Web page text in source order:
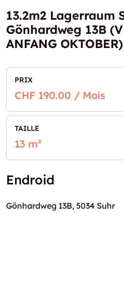
13.2m2 Lagerraum
Gönhardweg 13B
ANFANG OKTOBER)
PRIX
CHF 190.00 / Mois
TAILLE
13 m²
Endroid
Gönhardweg 13B, 5034 Suhr